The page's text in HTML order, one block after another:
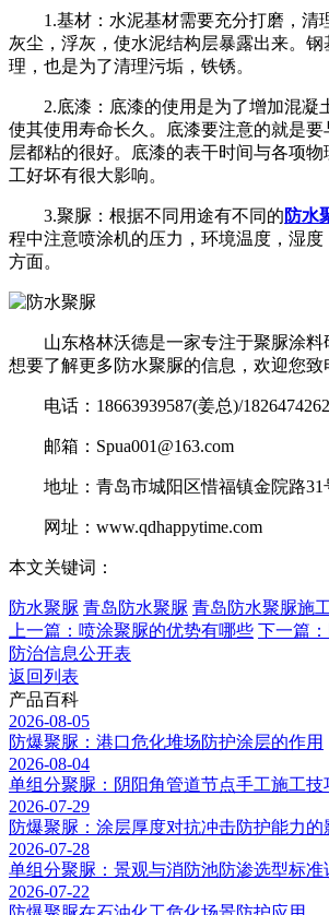
1.基材：水泥基材需要充分打磨，清
灰尘，浮灰，使水泥结构层暴露出来。
理，也是为了清理污垢，铁锈。
2.底漆：底漆的使用是为了增加混凝
使其使用寿命长久。底漆要注意的就是
层都粘的很好。底漆的表干时间与各项
工好坏有很大影响。
3.聚脲：根据不同用途有不同的 防水
程中注意喷涂机的压力，环境温度，湿
方面。
山东格林沃德是一家专注于聚脲涂料
想要了解更多防水聚脲的信息，欢迎您致
电话：18663939587(姜总)/
邮箱：Spua001@163.com
地址：青岛市城阳区惜福镇金院路31
网址：www.qdhappytime.com
本文关键词：
防水聚脲 青岛防水聚脲 青岛防水聚脲施
上一篇：喷涂聚脲的优势有哪些 下一篇
防治信息公开表
返回列表
产品百科
2026-08-05
防爆聚脲：港口危化堆场防护涂层的作用
2026-08-04
单组分聚脲：阴阳角管道节点手工施工技
2026-07-29
防爆聚脲：涂层厚度对抗冲击防护能力的
2026-07-28
单组分聚脲：景观与消防池防渗选型标准
2026-07-22